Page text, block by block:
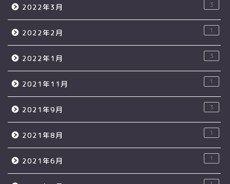
2022年3月 3
2022年2月 1
2022年1月 3
2021年11月 1
2021年9月 3
2021年8月 1
2021年6月 1